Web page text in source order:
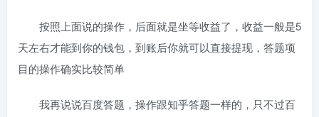
按照上面说的操作，后面就是坐等收益了，收益一般是5
天左右才能到你的钱包，到账后你就可以直接提现，答题项
目的操作确实比较简单
我再说说百度答题，操作跟知乎答题一样的，只不过百